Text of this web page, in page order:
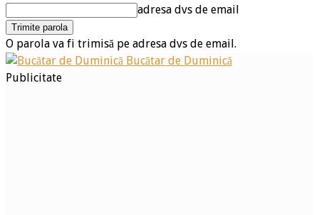
adresa dvs de email
O parola va fi trimisă pe adresa dvs de email.
Bucătar de Duminică
Publicitate